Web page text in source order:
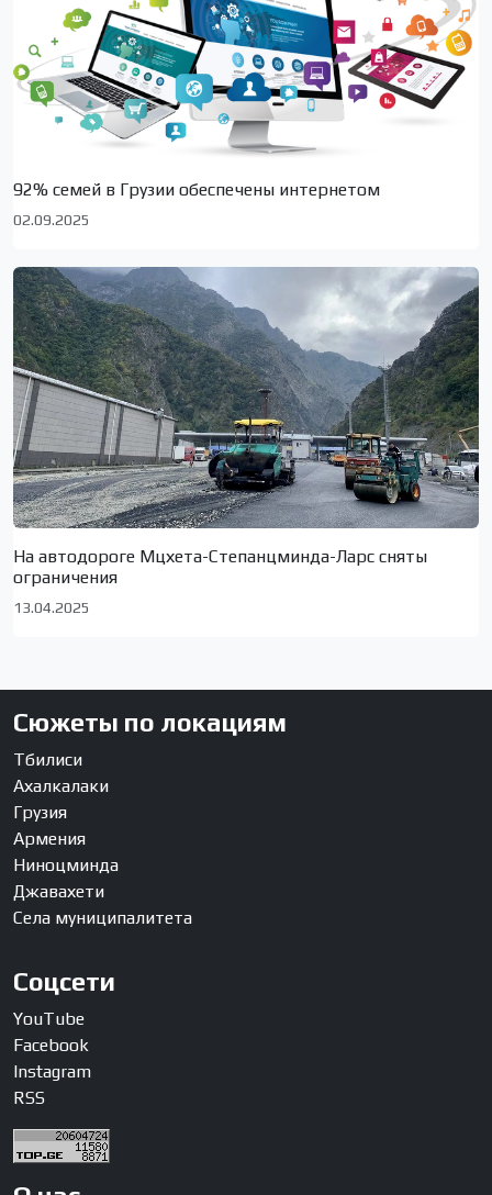
92% семей в Грузии обеспечены интернетом
02.09.2025
На автодороге Мцхета-Степанцминда-Ларс сняты
ограничения
13.04.2025
Сюжеты по локациям
Тбилиси
Ахалкалаки
Грузия
Армения
Ниноцминда
Джавахети
Села муниципалитета
Соцсети
YouTube
Facebook
Instagram
RSS